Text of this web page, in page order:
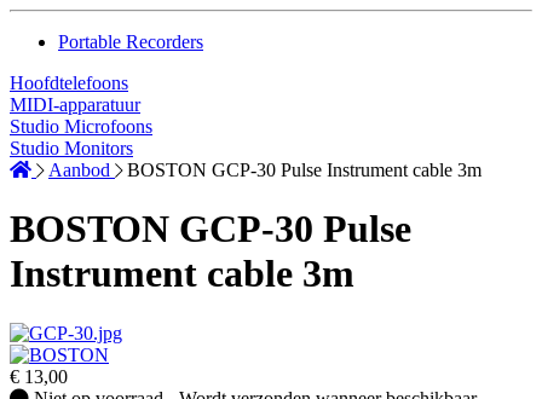
Portable Recorders
Hoofdtelefoons
MIDI-apparatuur
Studio Microfoons
Studio Monitors
Aanbod
BOSTON GCP-30 Pulse Instrument cable 3m
BOSTON GCP-30 Pulse
Instrument cable 3m
€ 13,00